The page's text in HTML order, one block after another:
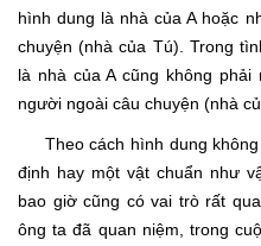
hình dung là nhà của A hoặc
chuyện (nhà của Tú). Trong
là nhà của A cũng không
người ngoài câu chuyện (nhà
Theo cách hình dung không
định hay một vật chuẩn như
bao giờ cũng có vai trò rất
ông ta đã quan niệm, trong